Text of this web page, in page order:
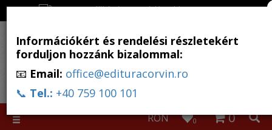
Ingyenes szállítás, ha a rendelés több, mint 500 RON
Toggle
0
0
RON
Információkért és rendelési részletekért
forduljon hozzánk bizalommal:
📧 Email: office@edituracorvin.ro
📞 Tel.: +40 759 100 101